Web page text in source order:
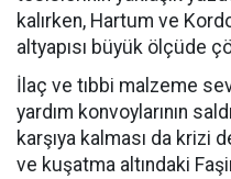
kalırken, Hartum ve
altyapısı büyük ölçüde
İlaç ve tıbbi malzeme
yardım konvoylarının
karşıya kalması da krizi
ve kuşatma altındaki